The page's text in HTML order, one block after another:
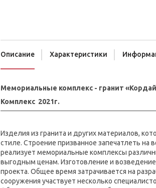
Описание Характеристики
Мемориальные комплекс - гранит
Комплекс 2021г.
Изделия из гранита и других материалов,
стиле. Строение призванное запечатлеть
реализует мемориальные комплексы
выгодным ценам. Изготовление и
проекта. Общее время затрачивается на
сооружения участвует несколько